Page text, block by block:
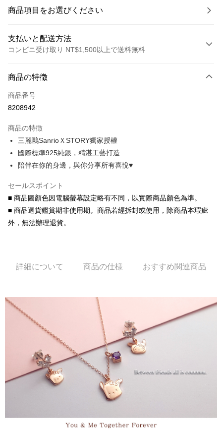
商品項目をお選びください
支払いと配送方法
コンビニ受け取り NT$1,500以上で送料無料
クレジットカード1回払い
クレジットカード分割払い
合作金庫商業銀行
華南商業銀行
上海商業儲蓄銀行
国泰世華商業銀行
兆豐國際商業銀行
HSBC(台湾)商業銀行
聯邦商業銀行
遠東国際商業銀行
玉山商業銀行
星展(台湾)商業銀行
台新國際商業銀行
6回払い、金利0、毎回
華南商業銀行
上海商業儲蓄銀行
台北富邦商業銀行
台湾中小企業銀行
HSBC(台湾)商業銀行
華泰商業銀行
聯邦商業銀行
遠東国際商業銀行
元大商業銀行
LINE Pay
Apple Pay
JKOPAY
Easy Wallet
Google Pay
一、 AFTEE代金後払いについて
3.注文するときのお支払いは不要です。商品はご指定の住所に配送されま
す。
4.ご注文が完了すると、携帯に支払い通知のSMSが届きます。アプリ会員
の場合は、AFTEE アプリプッシュ通知が届きます。
5.商品受け取り時のお支払いは不要です。商品を確かめてから、SMSまた
はアプリの通知に従って、4大コンビニ、またはATM/オンラインバンキン
グでお支払いください。
代金納付期限は最短で 14 日以内ですので、ご注意ください。AFTEE アプ
リをダウンロードして AFTEE 会員になるとお支払い期限を最長 45 日以内
まで延長できます。
とに計算されます。AFTEEで注文すると、商品を受け取るまで支払い期限
を延長できますが、商品を期限内に受け取れない場合があります（例：予
ATM払い
付款後全家取貨
配送毎にNT$60、NT$1,500以上で送料無料
付款後7-11取貨
配送毎にNT$60、NT$1,500以上で送料無料
宅配
配送毎にNT$60、NT$1,500以上で送料無料
送料無料
商品の特徴
商品番号
8208942
商品の特徴
三麗鷗SanrioＸSTORY獨家授權
國際標準925純銀，精湛工藝打造
陪伴在你的身邊，與你分享所有喜悅♥️
セールスポイント
■ 商品圖顏色因電腦螢幕設定略有不同，以實際商品顏色為準。
■ 商品退貨鑑賞期非使用期。商品若經拆封或使用，除商品本瑕疵
外，無法辦理退貨。
詳細について 商品の仕様 おすすめ関連商品